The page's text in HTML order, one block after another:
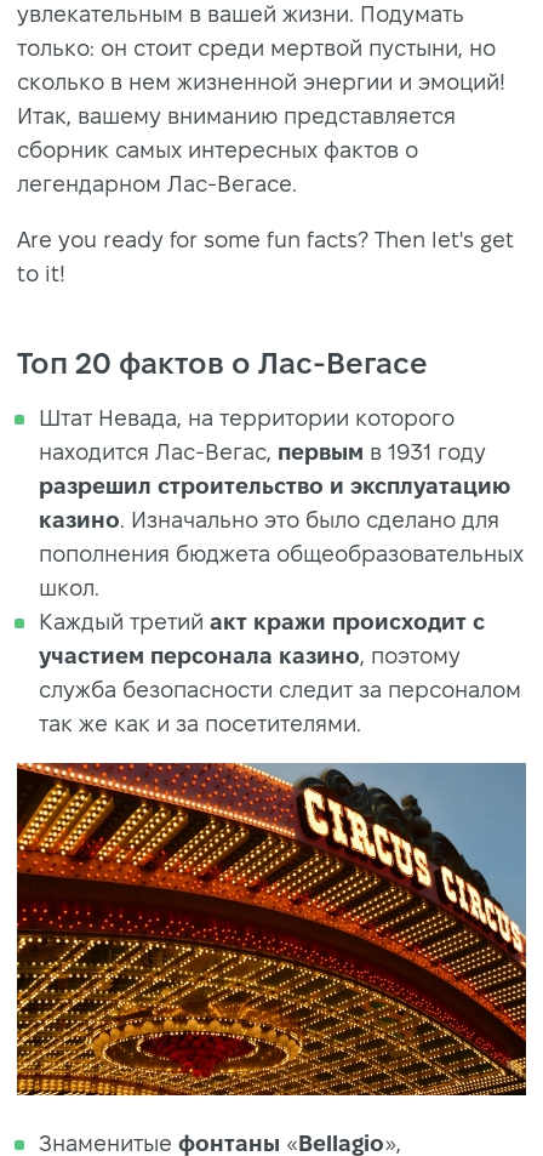
увлекательным в вашей жизни. Подумать
только: он стоит среди мертвой пустыни, но
сколько в нем жизненной энергии и эмоций!
Итак, вашему вниманию представляется
сборник самых интересных фактов о
легендарном Лас-Вегасе.
Are you ready for some fun facts? Then let's get
to it!
Топ 20 фактов о Лас-Вегасе
Штат Невада, на территории которого
находится Лас-Вегас, первым в 1931 году
разрешил строительство и эксплуатацию
казино. Изначально это было сделано для
пополнения бюджета общеобразовательных
школ.
Каждый третий акт кражи происходит с
участием персонала казино, поэтому
служба безопасности следит за персоналом
так же как и за посетителями.
Знаменитые фонтаны «Bellagio»,